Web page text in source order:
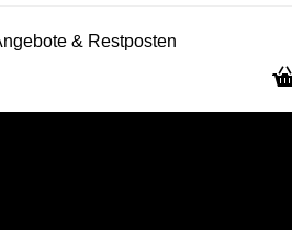
& Restposten